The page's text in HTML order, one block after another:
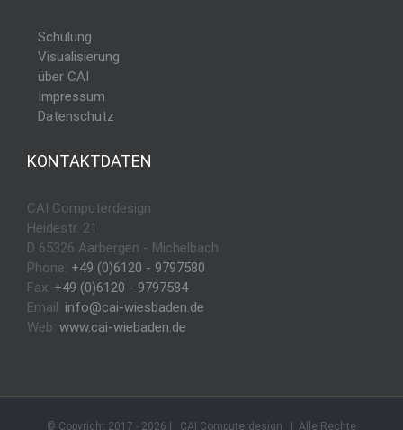
Schulung
Visualisierung
über CAI
Impressum
Datenschutz
KONTAKTDATEN
CAI Computerdesign
Heidestr. 21
D 65326 Aarbergen - Michelbach
Phone: +49 (0)6120 - 9797580
Fax: +49 (0)6120 - 9797584
Email: info@cai-wiesbaden.de
Web: www.cai-wiebaden.de
© Copyright 2017 - 2026 | CAI Computerdesign | Alle Rechte